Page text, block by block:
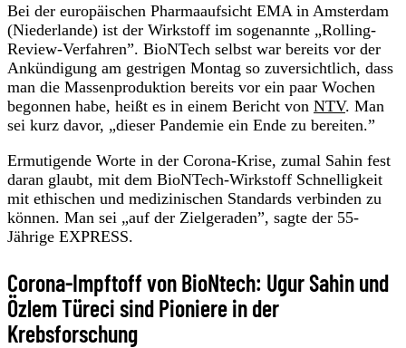
Bei der europäischen Pharmaaufsicht EMA in Amsterdam
(Niederlande) ist der Wirkstoff im sogenannte „Rolling-
Review-Verfahren”. BioNTech selbst war bereits vor der
Ankündigung am gestrigen Montag so zuversichtlich, dass
man die Massenproduktion bereits vor ein paar Wochen
begonnen habe, heißt es in einem Bericht von NTV. Man
sei kurz davor, „dieser Pandemie ein Ende zu bereiten.”
Ermutigende Worte in der Corona-Krise, zumal Sahin fest
daran glaubt, mit dem BioNTech-Wirkstoff Schnelligkeit
mit ethischen und medizinischen Standards verbinden zu
können. Man sei „auf der Zielgeraden”, sagte der 55-
Jährige EXPRESS.
Corona-Impftoff von BioNtech: Ugur Sahin und
Özlem Türeci sind Pioniere in der
Krebsforschung